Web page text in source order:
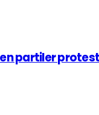
partiler